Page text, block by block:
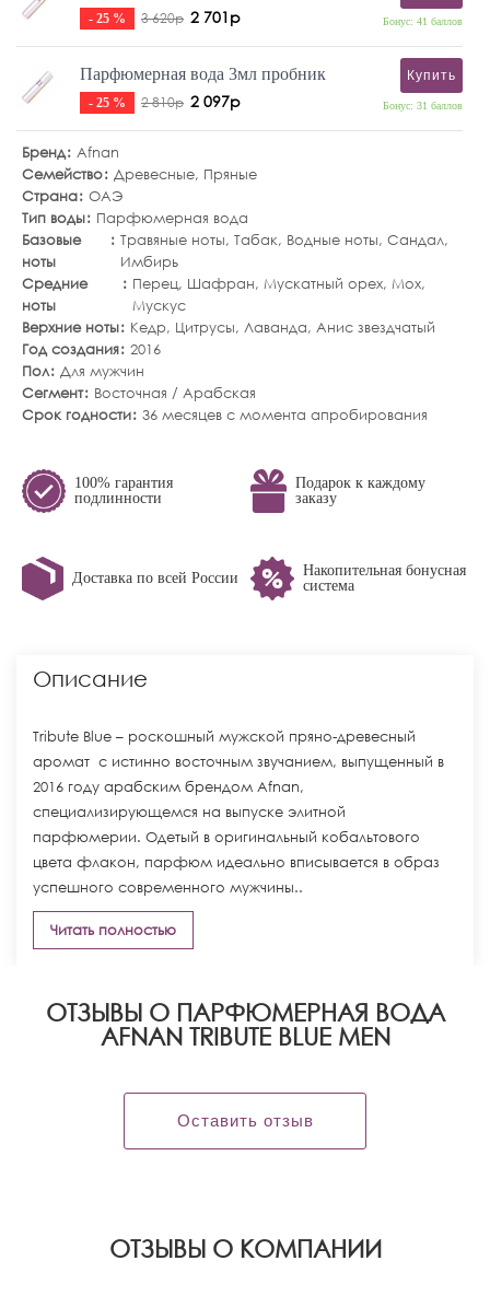
- 25 % 3 620р 2 701р Бонус: 41 баллов
Парфюмерная вода 3мл пробник
- 25 % 2 810р 2 097р
Купить
Бонус: 31 баллов
Бренд Afnan
Семейство Древесные, Пряные
Страна ОАЭ
Тип воды
Парфюмерная вода
Базовые
ноты
Травяные ноты, Табак, Водные ноты, Сандал,
Имбирь
Средние
ноты
Перец, Шафран,Мускатный орех,Мох,
Мускус
Верхние ноты
Кедр, Цитрусы, Лаванда, Анис звездчатый
Год создания 2016
Пол Для мужчин
Сегмент
Восточная / Арабская
Срок годности 36 месяцев с момента апробирования
100% гарантия
подлинности
Подарок к каждому
заказу
Доставка по всей России
Накопительная бонусная
система
Описание
Tribute Blue – роскошный мужской пряно-древесный
аромат с истинно восточным звучанием, выпущенный в
2016 году арабским брендом Afnan,
специализирующемся на выпуске элитной
парфюмерии. Одетый в оригинальный кобальтового
цвета флакон, парфюм идеально вписывается в образ
успешного современного мужчины..
Читать полностью
ОТЗЫВЫ О ПАРФЮМЕРНАЯ ВОДА
AFNAN TRIBUTE BLUE MEN
Оставить отзыв
OТЗЫВЫ О КОМПАНИИ